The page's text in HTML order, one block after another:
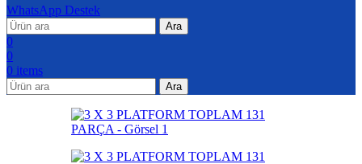
WhatsApp Destek
Ara
0
0
0 items
Ara